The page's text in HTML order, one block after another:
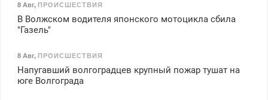
8 Авг, ПРОИСШЕСТВИЯ
В Волжском водителя японского мотоцикла сбила
"Газель"
8 Авг, ПРОИСШЕСТВИЯ
Напугавший волгоградцев крупный пожар тушат на
юге Волгограда